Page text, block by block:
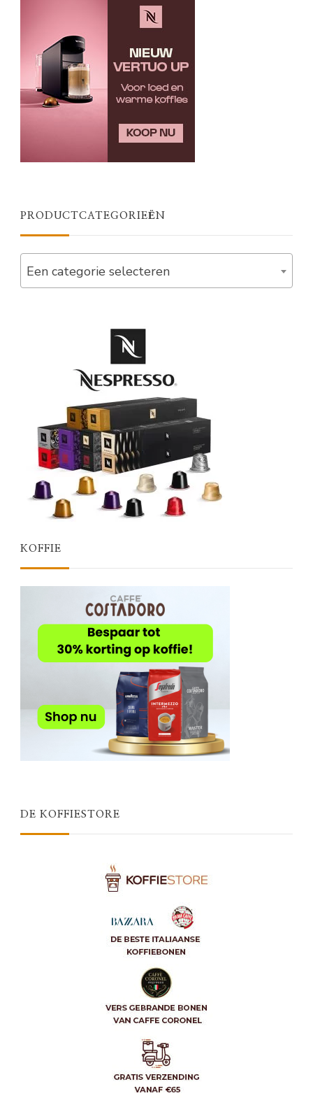
PRODUCTCATEGORIEËN
Een categorie selecteren
KOFFIE
DE KOFFIESTORE